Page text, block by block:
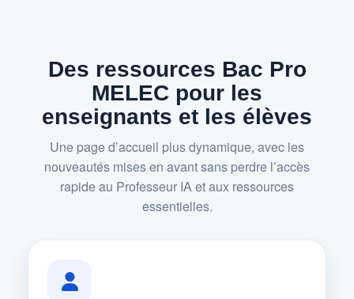
Des ressources Bac Pro
MELEC pour les
enseignants et les élèves
Une page d’accueil plus dynamique, avec les
nouveautés mises en avant sans perdre l’accès
rapide au Professeur IA et aux ressources
essentielles.